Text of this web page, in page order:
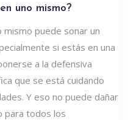
uno mismo?
mismo puede sonar un
si estás en una
a la defensiva
que se está cuidando
Y eso no puede dañar
para todos los